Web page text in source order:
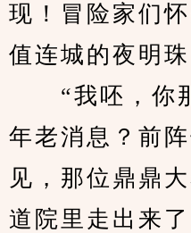
现！冒险家们
值连城的夜明
“我呸，你那
年老消息？前
见，那位鼎鼎
道院里走出来